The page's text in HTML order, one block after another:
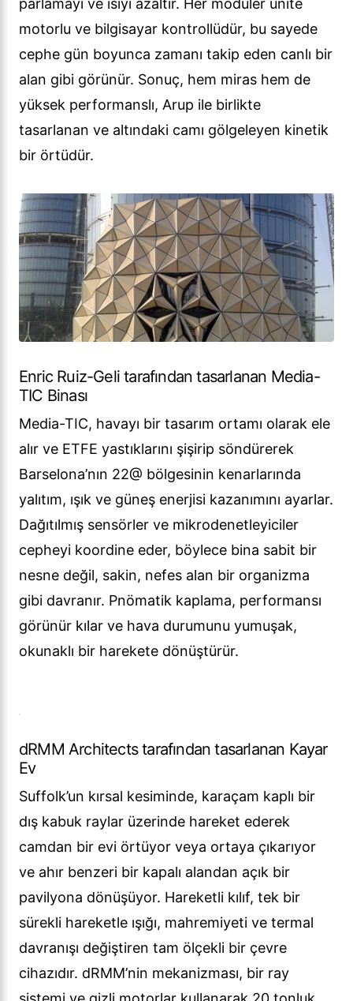
parlamayı ve ısıyı azaltır. Her modüler ünite
motorlu ve bilgisayar kontrollüdür, bu sayede
cephe gün boyunca zamanı takip eden canlı bir
alan gibi görünür. Sonuç, hem miras hem de
yüksek performanslı, Arup ile birlikte
tasarlanan ve altındaki camı gölgeleyen kinetik
bir örtüdür.
Enric Ruiz-Geli tarafından tasarlanan Media-
TIC Binası
Media-TIC, havayı bir tasarım ortamı olarak ele
alır ve ETFE yastıklarını şişirip söndürerek
Barselona’nın 22@ bölgesinin kenarlarında
yalıtım, ışık ve güneş enerjisi kazanımını ayarlar.
Dağıtılmış sensörler ve mikrodenetleyiciler
cepheyi koordine eder, böylece bina sabit bir
nesne değil, sakin, nefes alan bir organizma
gibi davranır. Pnömatik kaplama, performansı
görünür kılar ve hava durumunu yumuşak,
okunaklı bir harekete dönüştürür.
dRMM Architects tarafından tasarlanan Kayar
Ev
Suffolk’un kırsal kesiminde, karaçam kaplı bir
dış kabuk raylar üzerinde hareket ederek
camdan bir evi örtüyor veya ortaya çıkarıyor
ve ahır benzeri bir kapalı alandan açık bir
pavilyona dönüşüyor. Hareketli kılıf, tek bir
sürekli hareketle ışığı, mahremiyeti ve termal
davranışı değiştiren tam ölçekli bir çevre
cihazıdır. dRMM’nin mekanizması, bir ray